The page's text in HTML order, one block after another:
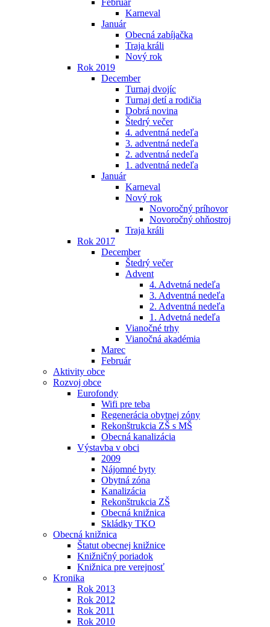
Február
Karneval
Január
Obecná zabíjačka
Traja králi
Nový rok
Rok 2019
December
Turnaj dvojíc
Turnaj detí a rodičia
Dobrá novina
Štedrý večer
4. adventná nedeľa
3. adventná nedeľa
2. adventná nedeľa
1. adventná nedeľa
Január
Karneval
Nový rok
Novoročný príhovor
Novoročný ohňostroj
Traja králi
Rok 2017
December
Štedrý večer
Advent
4. Advetná nedeľa
3. Adventná nedeľa
2. Adventná nedeľa
1. Advetná nedeľa
Vianočné trhy
Vianočná akadémia
Marec
Február
Aktivity obce
Rozvoj obce
Eurofondy
Wifi pre teba
Regenerácia obytnej zóny
Rekonštrukcia ZŠ s MŠ
Obecná kanalizácia
Výstavba v obci
2009
Nájomné byty
Obytná zóna
Kanalizácia
Rekonštrukcia ZŠ
Obecná knižnica
Skládky TKO
Obecná knižnica
Štatut obecnej knižnice
Knižničný poriadok
Knižnica pre verejnosť
Kronika
Rok 2013
Rok 2012
Rok 2011
Rok 2010